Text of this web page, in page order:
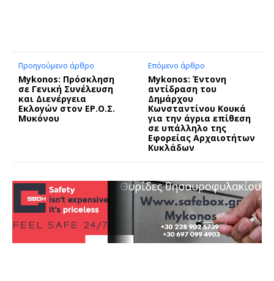
Προηγούμενο άρθρο
Mykonos: Πρόσκληση
σε Γενική Συνέλευση
και Διενέργεια
Εκλογών στον ΕΡ.Ο.Σ.
Μυκόνου
Επόμενο άρθρο
Mykonos: Έντονη
αντίδραση του
Δημάρχου
Κωνσταντίνου Κουκά
για την άγρια επίθεση
σε υπάλληλο της
Εφορείας Αρχαιοτήτων
Κυκλάδων